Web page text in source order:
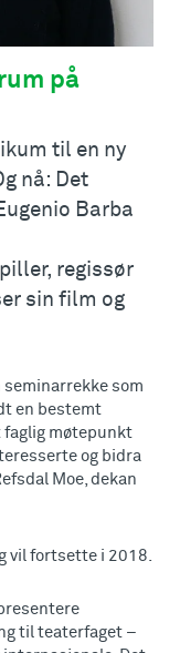
på
til en ny
nå: Det
Barba
regissør
sin film og
seminarrekke som
en bestemt
faglig møtepunkt
og bidra
Moe, dekan
vil fortsette i 2018.
til teaterfaget –